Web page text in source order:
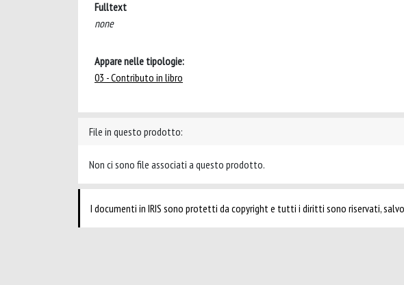
Fulltext
none
Appare nelle tipologie:
03 - Contributo in libro
File in questo prodotto:
Non ci sono file associati a questo prodotto.
I documenti in IRIS sono protetti da copyright e tutti i diritti sono riservati,